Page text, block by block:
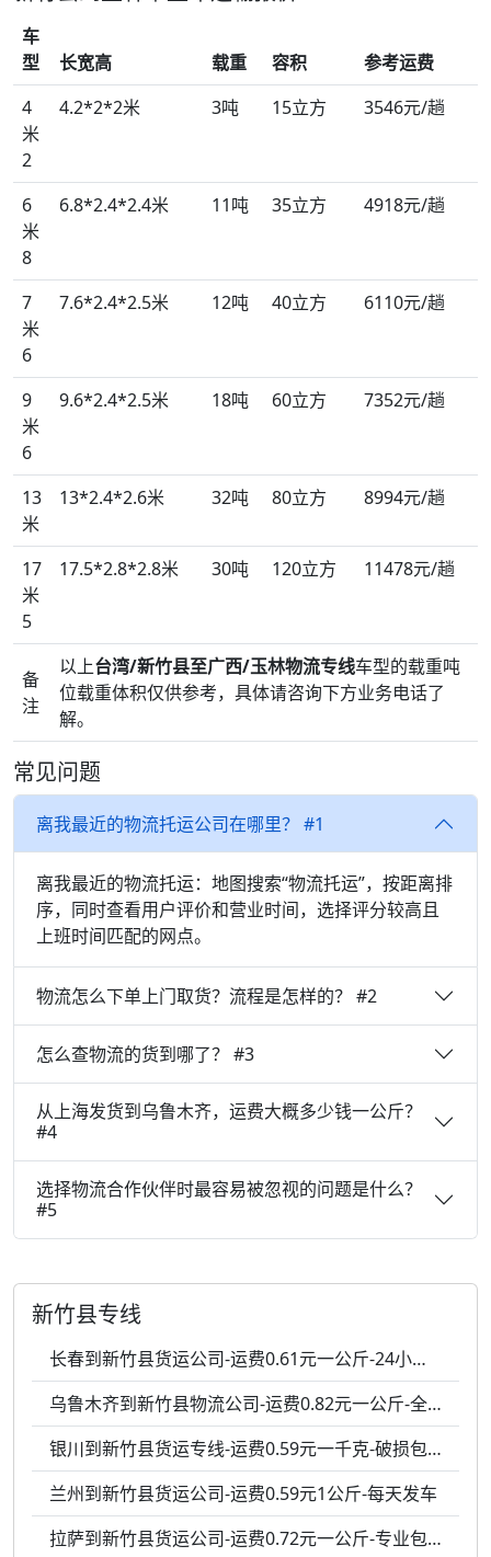
车
型
长宽高 载重 容积
参考运费
4
米
2
4.2*2*2米 3吨 15立方 3546元/趟
6
米
8
6.8*2.4*2.4米 11吨 35立方 4918元/趟
7
米
6
7.6*2.4*2.5米 12吨 40立方 6110元/趟
9
米
6
9.6*2.4*2.5米 18吨 60立方 7352元/趟
13
米
13*2.4*2.6米 32吨 80立方 8994元/趟
17
米
5
17.5*2.8*2.8米 30吨 120立方 11478元/趟
备
注
以上台湾/新竹县至广西/玉林物流专线车型的载重吨
位载重体积仅供参考，具体请咨询下方业务电话了
解。
常见问题
离我最近的物流托运公司在哪里？ #1
离我最近的物流托运：地图搜索“物流托运”，按距离排
序，同时查看用户评价和营业时间，选择评分较高且
上班时间匹配的网点。
物流怎么下单上门取货？流程是怎样的？ #2
怎么查物流的货到哪了？ #3
从上海发货到乌鲁木齐，运费大概多少钱一公斤？
#4
选择物流合作伙伴时最容易被忽视的问题是什么？
#5
新竹县专线
长春到新竹县货运公司-运费0.61元一公斤-24小时服务
乌鲁木齐到新竹县物流公司-运费0.82元一公斤-全程跟踪
银川到新竹县货运专线-运费0.59元一千克-破损包赔
兰州到新竹县货运公司-运费0.59元1公斤-每天发车
拉萨到新竹县货运公司-运费0.72元一公斤-专业包装